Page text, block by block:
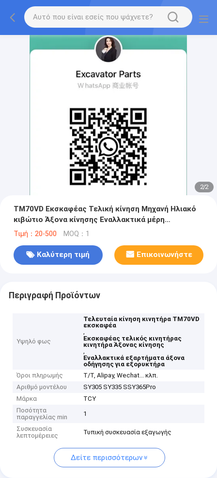
2/2
TM70VD Εκσκαφέας Τελική κίνηση Μηχανή Ηλιακό
κιβώτιο Άξονα κίνησης Εναλλακτικά μέρη
130188000018 10δόντια 17δόντια 130188000721A
Τιμή：20-500 MOQ：1
Καλύτερη τιμή Επικοινωνήστε
Περιγραφή Προϊόντων
Υψηλό φως
Τελευταία κίνηση κινητήρα TM70VD
εκσκαφέα
,
Εκσκαφέας τελικός κινητήρας
κινητήρα Άξονας κίνησης
,
Εναλλακτικά εξαρτήματα άξονα
οδήγησης για εξορυκτήρα
Όροι πληρωμής
T/T, Alipay, Wechat... κλπ.
Αριθμό μοντέλου
SY305 SY335 SSY365Pro
Μάρκα
TCY
Ποσότητα
παραγγελίας min
1
Συσκευασία
λεπτομέρειες
Τυπική συσκευασία εξαγωγής
Δείτε περισσότερων